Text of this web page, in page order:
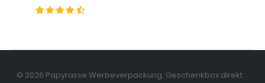
© 2026 Papyrasse Werbeverpackung. Geschenkbox direkt.